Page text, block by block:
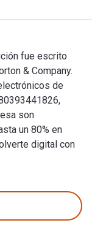
fue escrito
& Company.
de
son
un 80% en
digital con